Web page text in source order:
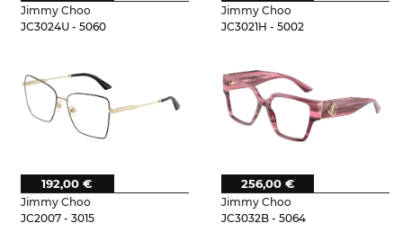
Jimmy Choo
JC3024U - 5060
Jimmy Choo
JC3021H - 5002
Jimmy Choo
JC2007 - 3015
192,00 €
Jimmy Choo
JC3032B - 5064
256,00 €